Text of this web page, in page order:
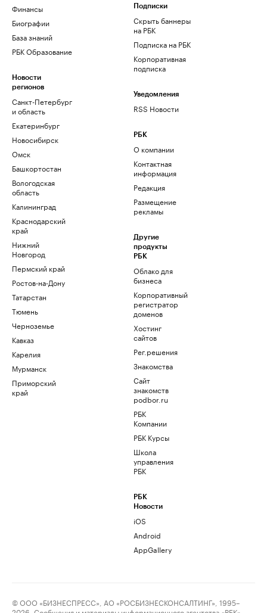
Финансы
Биографии
База знаний
РБК Образование
Новости
регионов
Санкт-Петербург
и область
Екатеринбург
Новосибирск
Омск
Башкортостан
Вологодская
область
Калининград
Краснодарский
край
Нижний
Новгород
Пермский край
Ростов-на-Дону
Татарстан
Тюмень
Черноземье
Кавказ
Карелия
Мурманск
Приморский
край
Подписки
Скрыть баннеры
на РБК
Подписка на РБК
Корпоративная
подписка
Уведомления
RSS Новости
РБК
О компании
Контактная
информация
Редакция
Размещение
рекламы
Другие
продукты
РБК
Облако для
бизнеса
Корпоративный
регистратор
доменов
Хостинг
сайтов
Рег.решения
Знакомства
Сайт
знакомств
podbor.ru
РБК
Компании
РБК Курсы
Школа
управления
РБК
РБК
Новости
iOS
Android
AppGallery
© ООО «БИЗНЕСПРЕСС», АО «РОСБИЗНЕСКОНСАЛТИНГ», 1995–